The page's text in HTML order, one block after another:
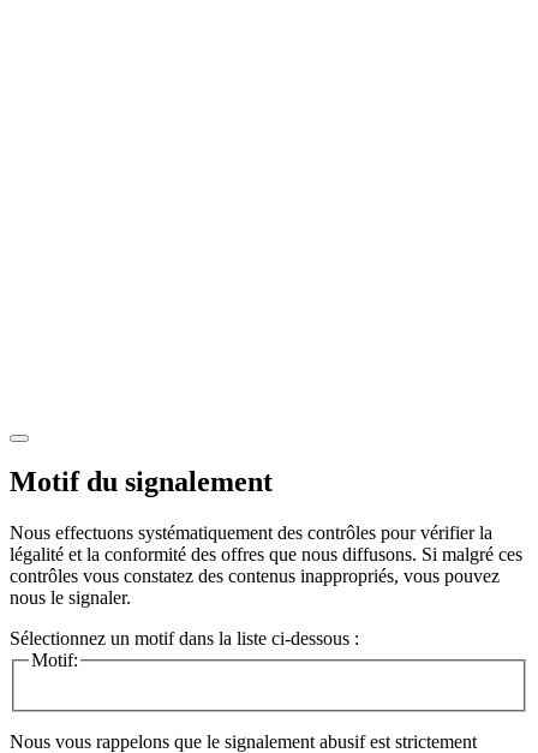
Motif du signalement
Nous effectuons systématiquement des contrôles pour vérifier la
légalité et la conformité des offres que nous diffusons. Si malgré ces
contrôles vous constatez des contenus inappropriés, vous pouvez
nous le signaler.
Sélectionnez un motif dans la liste ci-dessous :
Motif:
Nous vous rappelons que le signalement abusif est strictement